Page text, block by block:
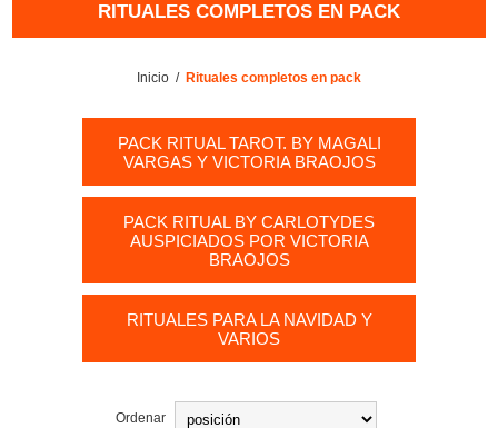
RITUALES COMPLETOS EN PACK
Inicio / Rituales completos en pack
PACK RITUAL TAROT. BY MAGALI
VARGAS Y VICTORIA BRAOJOS
PACK RITUAL BY CARLOTYDES
AUSPICIADOS POR VICTORIA
BRAOJOS
RITUALES PARA LA NAVIDAD Y
VARIOS
Ordenar